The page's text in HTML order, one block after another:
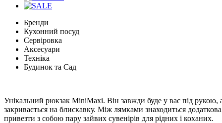
Бренди
Кухонний посуд
Сервіровка
Аксесуари
Техніка
Будинок та Сад
Унікальний рюкзак MiniMaxi. Він завжди буде у вас під рукою,
закривається на блискавку. Між лямками знаходиться
привезти з собою пару зайвих сувенірів для рідних і коханих.